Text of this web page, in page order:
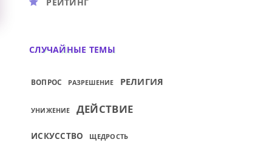
СЛУЧАЙНЫЕ ТЕМЫ
ВОПРОС РАЗРЕШЕНИЕ РЕЛИГИЯ
УНИЖЕНИЕ ДЕЙСТВИЕ
ИСКУССТВО ЩЕДРОСТЬ